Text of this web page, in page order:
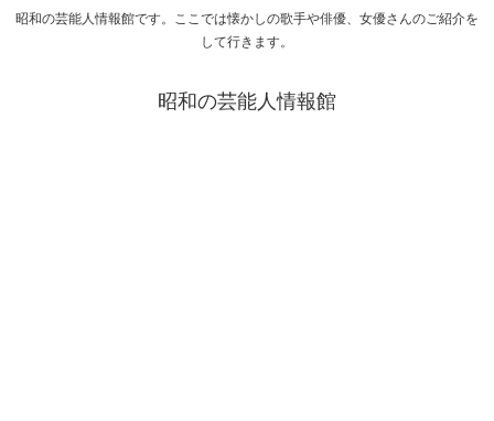
昭和の芸能人情報館です。ここでは懐かしの歌手や俳優、女優さんのご紹介を
して行きます。
昭和の芸能人情報館